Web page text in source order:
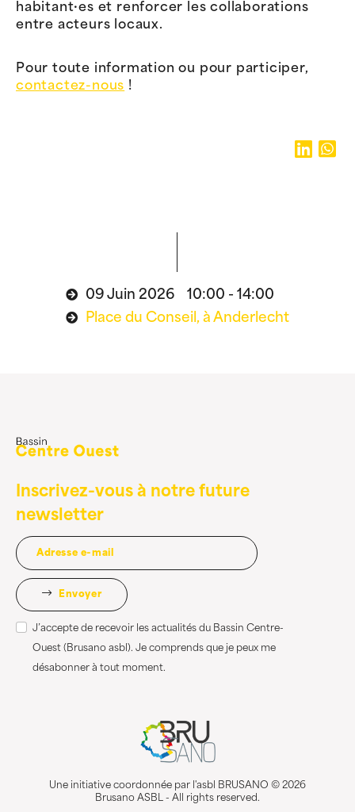
habitant·es et renforcer les collaborations
entre acteurs locaux.
Pour toute information ou pour participer,
contactez-nous !
09 Juin 2026 10:00 - 14:00
Place du Conseil, à Anderlecht
Inscrivez-vous à notre future
newsletter
Envoyer
J’accepte de recevoir les actualités du Bassin Centre-
Ouest (Brusano asbl). Je comprends que je peux me
désabonner à tout moment.
Une initiative coordonnée par l'asbl BRUSANO © 2026
Brusano ASBL - All rights reserved.